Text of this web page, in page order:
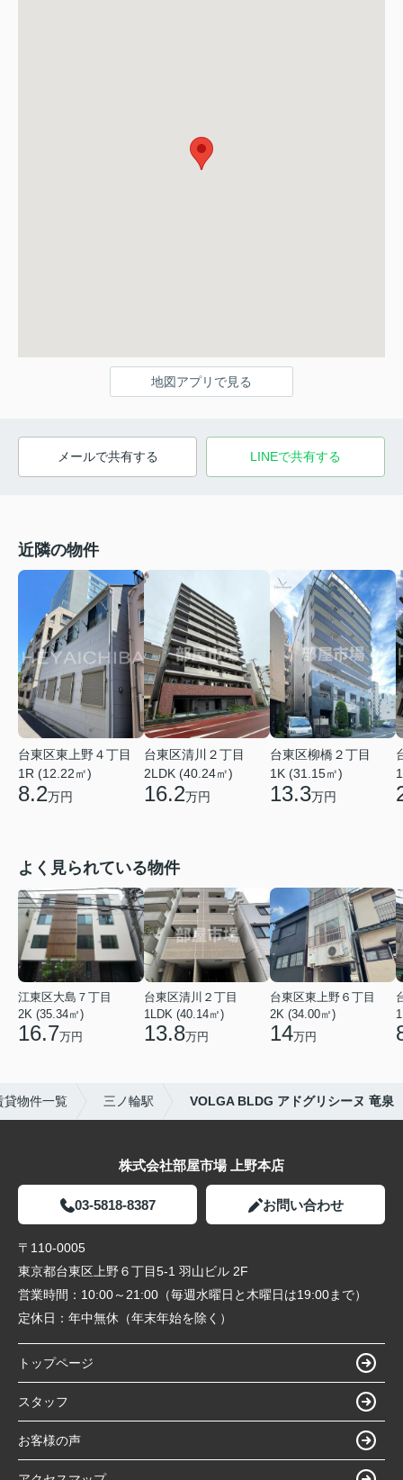
地図アプリで見る
メールで共有する LINEで共有する
近隣の物件
台東区東上野４丁目
1R (12.22㎡)
8.2万円
台東区清川２丁目
2LDK (40.24㎡)
16.2万円
台東区柳橋２丁目
1K (31.15㎡)
13.3万円
よく見られている物件
江東区大島７丁目
2K (35.34㎡)
16.7万円
台東区清川２丁目
1LDK (40.14㎡)
13.8万円
台東区東上野６丁目
2K (34.00㎡)
14万円
貸物件一覧 三ノ輪駅 VOLGA BLDG アドグリシーヌ 竜泉
株式会社部屋市場 上野本店
03-5818-8387 お問い合わせ
〒110-0005
東京都台東区上野６丁目5-1 羽山ビル 2F
営業時間： 10:00～21:00（毎週水曜日と木曜日は19:00まで）
定休日： 年中無休（年末年始を除く）
トップページ
スタッフ
お客様の声